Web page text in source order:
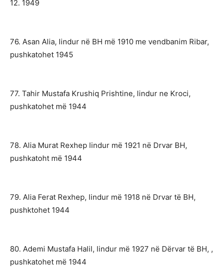
12. 1949
76. Asan Alia, lindur në BH më 1910 me vendbanim Ribar,
pushkatohet 1945
77. Tahir Mustafa Krushiq Prishtine, lindur ne Kroci,
pushkatohet më 1944
78. Alia Murat Rexhep lindur më 1921 në Drvar BH,
pushkatoht më 1944
79. Alia Ferat Rexhep, lindur më 1918 në Drvar të BH,
pushktohet 1944
80. Ademi Mustafa Halil, lindur më 1927 në Dërvar të BH, ,
pushkatohet më 1944